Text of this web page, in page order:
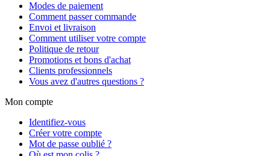
Modes de paiement
Comment passer commande
Envoi et livraison
Comment utiliser votre compte
Politique de retour
Promotions et bons d'achat
Clients professionnels
Vous avez d'autres questions ?
Mon compte
Identifiez-vous
Créer votre compte
Mot de passe oublié ?